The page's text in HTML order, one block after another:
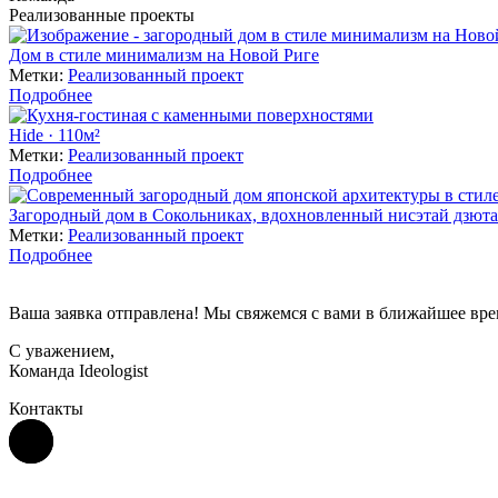
Реализованные проекты
Дом в стиле минимализм на Новой Риге
Метки: Реализованный проект
Подробнее
Hide · 110м²
Метки: Реализованный проект
Подробнее
Загородный дом в Сокольниках, вдохновленный нисэтай
Метки: Реализованный проект
Подробнее
Ваша заявка отправлена! Мы свяжемся с вами в ближайшее
С уважением,
Команда Ideologist
Контакты